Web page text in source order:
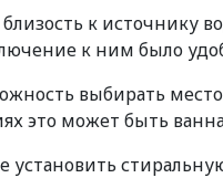
к источнику
к ним было
выбирать
это может быть